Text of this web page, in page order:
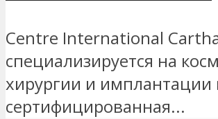
Centre International
специализируется на
хирургии и имплантации
сертифицированная...